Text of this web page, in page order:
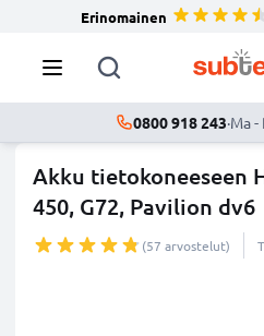
Erinomainen
0800 918 243·Ma -
Akku tietokoneeseen
450, G72, Pavilion dv6
(57 arvostelut)